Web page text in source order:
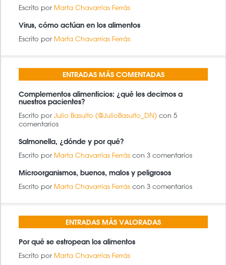
Escrito por Marta Chavarrías Ferràs
Virus, cómo actúan en los alimentos
Escrito por Marta Chavarrías Ferràs
ENTRADAS MÁS COMENTADAS
Complementos alimenticios: ¿qué les decimos a
nuestros pacientes?
Escrito por Julio Basulto (@JulioBasulto_DN) con 5
comentarios
Salmonella, ¿dónde y por qué?
Escrito por Marta Chavarrías Ferràs con 3 comentarios
Microorganismos, buenos, malos y peligrosos
Escrito por Marta Chavarrías Ferràs con 3 comentarios
ENTRADAS MÁS VALORADAS
Por qué se estropean los alimentos
Escrito por Marta Chavarrías Ferràs